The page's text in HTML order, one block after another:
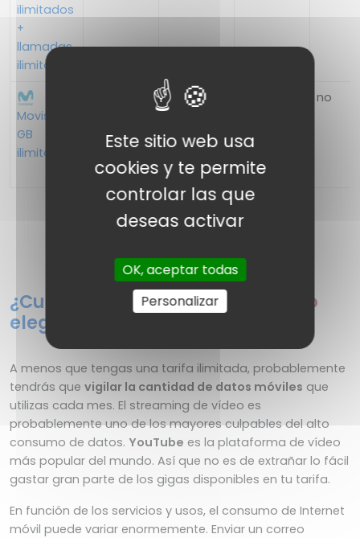
ilimitados
+
llamadas
ilimitadas
Movistar -
GB
ilimitados
sí no
¿Cuántos datos mensuales debo
elegir?
A menos que tengas una tarifa ilimitada, probablemente
tendrás que vigilar la cantidad de datos móviles que
utilizas cada mes. El streaming de vídeo es
probablemente uno de los mayores culpables del alto
consumo de datos. YouTube es la plataforma de vídeo
más popular del mundo. Así que no es de extrañar lo fácil
gastar gran parte de los gigas disponibles en tu tarifa.
En función de los servicios y usos, el consumo de Internet
móvil puede variar enormemente. Enviar un correo
Este sitio web usa
cookies y te permite
controlar las que
deseas activar
OK, aceptar todas
Personalizar